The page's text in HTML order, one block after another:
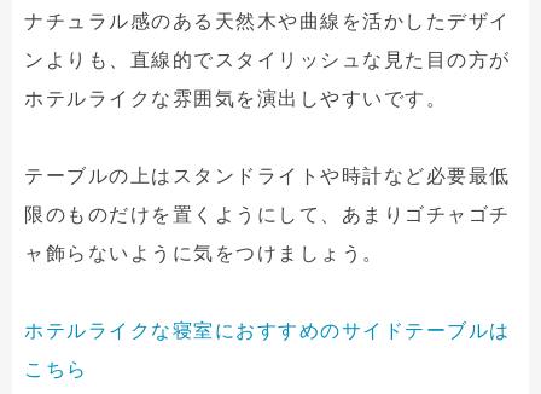
ナチュラル感のある天然木や曲線を活かしたデザイ
ンよりも、直線的でスタイリッシュな見た目の方が
ホテルライクな雰囲気を演出しやすいです。
テーブルの上はスタンドライトや時計など必要最低
限のものだけを置くようにして、あまりゴチャゴチ
ャ飾らないように気をつけましょう。
ホテルライクな寝室におすすめのサイドテーブルは
こちら